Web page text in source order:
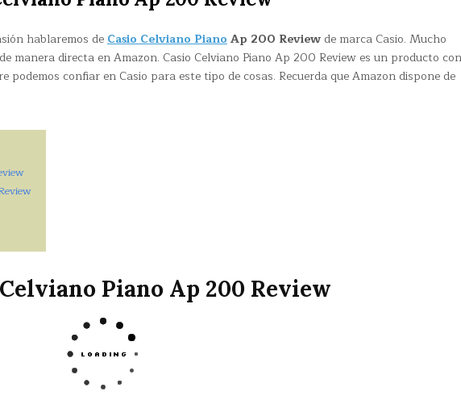
hablaremos deCasio Celviano PianoAp 200 Review de marca Casio. Mucho
manera directa en Amazon. Casio Celviano Piano Ap 200 Review es un producto con
podemos confiar en Casio para este tipo de cosas. Recuerda que Amazon dispone de
Piano Ap 200 Review